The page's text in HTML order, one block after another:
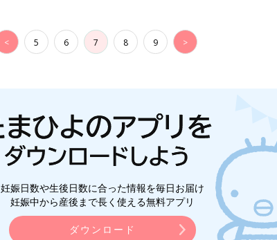
< 5 6 7 8 9 >
妊娠日数や生後日数に合った情報を毎日お届け
妊娠中から産後まで長く使える無料アプリ
ダウンロード